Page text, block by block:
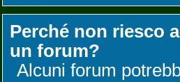
Perché non riesco
un forum?
Alcuni forum